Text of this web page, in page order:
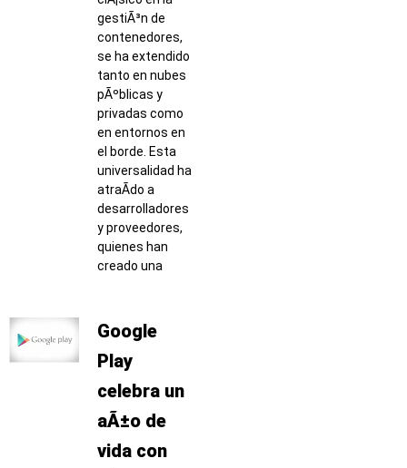
gestiÃ³n de
contenedores,
se ha extendido
tanto en nubes
pÃºblicas y
privadas como
en entornos en
el borde. Esta
universalidad ha
atraÃ­do a
desarrolladores
y proveedores,
quienes han
creado una
Google
Play
celebra un
aÃ±o de
vida con